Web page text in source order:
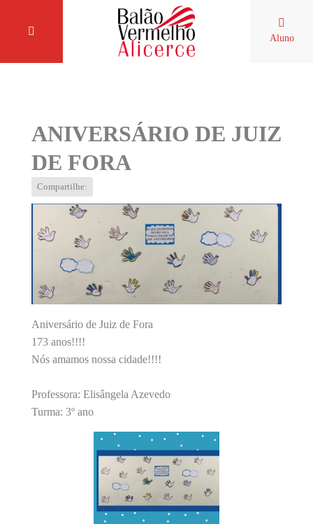
Aluno
ANIVERSÁRIO DE JUIZ
DE FORA
Compartilhe:
Aniversário de Juiz de Fora
173 anos!!!!
Nós amamos nossa cidade!!!!
Professora: Elisângela Azevedo
Turma: 3º ano